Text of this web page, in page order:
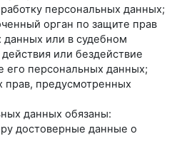
персональных данных;
орган по защите прав
данных или в судебном
или бездействие
его персональных данных;
прав, предусмотренных
данных обязаны:
достоверные данные о